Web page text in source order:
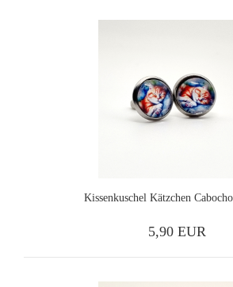
Kissenkuschel Kätzchen
5,90 EUR